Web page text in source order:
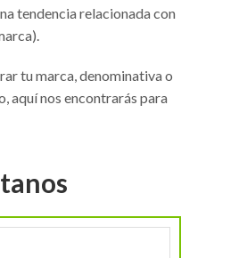
tendencia relacionada con
tu marca, denominativa o
aquí nos encontrarás para